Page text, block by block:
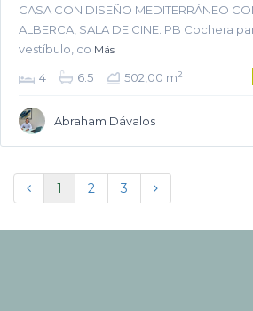
CASA CON DISEÑO MEDITERRÁNEO
ALBERCA, SALA DE CINE. PB Cochera
vestíbulo, co Más
4 6.5 502,00 m2
Abraham Dávalos
1 2 3